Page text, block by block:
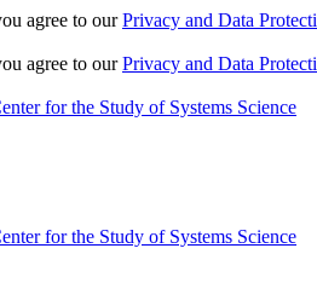
agree to ourPrivacy and Data
agree to ourPrivacy and Data